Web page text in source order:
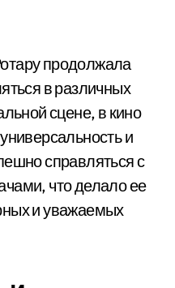
продолжала
в различных
сцене, в кино
и
справляться с
что делало ее
и уважаемых